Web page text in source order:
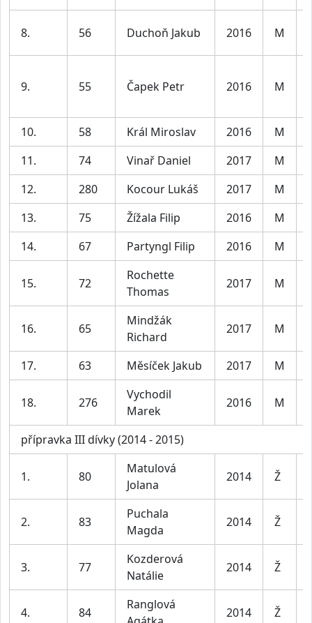
8. 56 Duchoň Jakub 2016 M
9. 55 Čapek Petr 2016 M
10. 58 Král Miroslav 2016 M
11.
74 Vinař Daniel 2017 M
12.
280 Kocour Lukáš 2017 M
13.
75 Žížala Filip 2016 M
14.
67 Partyngl Filip 2016 M
15. 72
Rochette
Thomas
2017 M
16. 65
Mindžák
Richard
2017 M
17. 63 Měsíček Jakub 2017 M
18. 276
Vychodil
Marek
2016 M
přípravka III dívky (2014 - 2015)
1. 80
Matulová
Jolana
2014 Ž
2. 83
Puchala
Magda
2014 Ž
3. 77
Kozderová
Natálie
2014 Ž
4. 84
Ranglová
2014 Ž